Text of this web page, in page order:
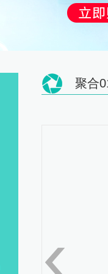
聚合